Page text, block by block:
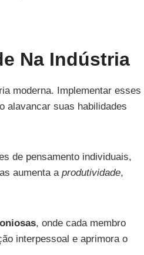
Na Indústria
moderna. Implementar esses
alavancar suas habilidades
de pensamento individuais,
aumenta a produtividade,
, onde cada membro
interpessoal e aprimora o